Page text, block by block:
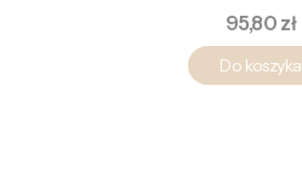
Cena
95,80 zł
Do koszyka